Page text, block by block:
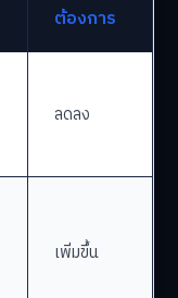
ต้องการ
ลดลง
เพิ่มขึ้น